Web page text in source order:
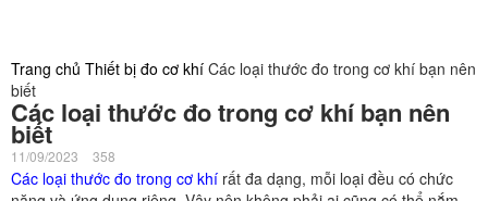
Trang chủ Thiết bị đo cơ khí Các loại thước đo trong cơ khí bạn nên
biết
Các loại thước đo trong cơ khí bạn nên
biết
11/09/2023 358
Các loại thước đo trong cơ khí rất đa dạng, mỗi loại đều có chức